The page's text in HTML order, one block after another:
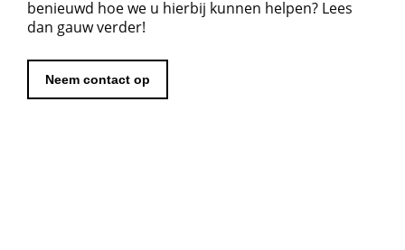
benieuwd hoe we u hierbij kunnen helpen? Lees
dan gauw verder!
Neem contact op